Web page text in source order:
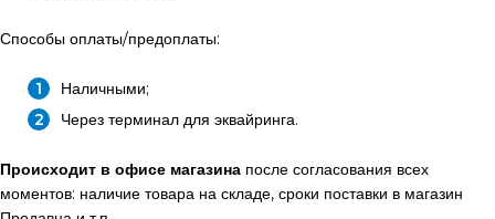
Способы оплаты/предоплаты:
Наличными;
Через терминал для эквайринга.
Происходит в офисе магазина после согласования всех
моментов: наличие товара на складе, сроки поставки в магазин